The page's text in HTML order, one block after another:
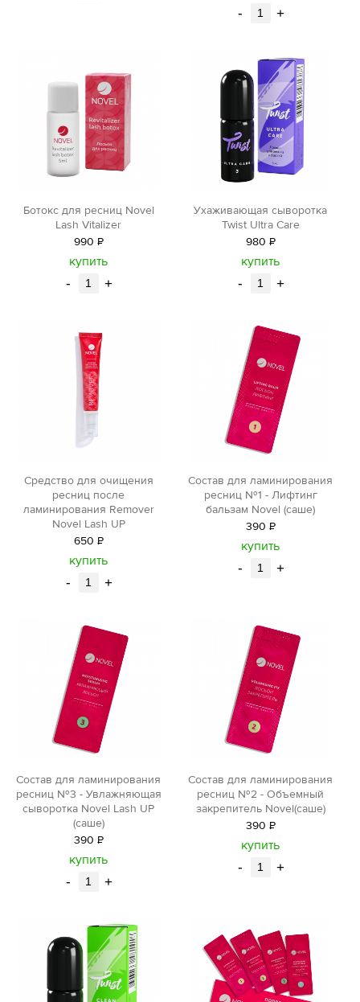
- +
Ботокс для ресниц Novel
Lash Vitalizer
990 Р
уб.
купить
- +
Ухаживающая сыворотка
Twist Ultra Care
980 Р
уб.
купить
- +
Средство для очищения
ресниц после
ламинирования Remover
Novel Lash UP
650 Р
уб.
купить
- +
Состав для ламинирования
ресниц №1 - Лифтинг
бальзам Novel (саше)
390 Р
уб.
купить
- +
Состав для ламинирования
ресниц №3 - Увлажняющая
сыворотка Novel Lash UP
(саше)
390 Р
уб.
купить
- +
Состав для ламинирования
ресниц №2 - Объемный
закрепитель Novel(саше)
390 Р
уб.
купить
- +